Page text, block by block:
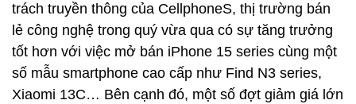
trách truyền thông của CellphoneS, thị trường bán
lẻ công nghệ trong quý vừa qua có sự tăng trưởng
tốt hơn với việc mở bán iPhone 15 series cùng một
số mẫu smartphone cao cấp như Find N3 series,
Xiaomi 13C… Bên cạnh đó, một số đợt giảm giá lớn